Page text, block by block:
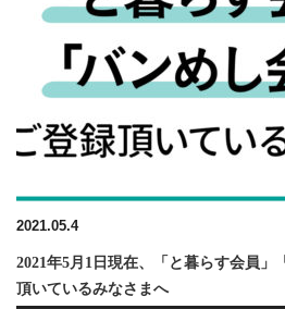
2021.05.4
2021年5月1日現在、「と暮らす会員」
頂いているみなさまへ